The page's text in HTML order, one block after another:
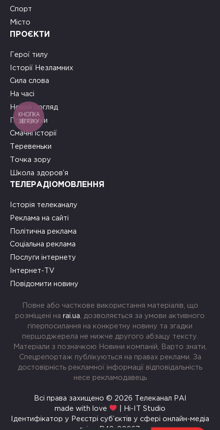
Спорт
Місто
ПРОЄКТИ
Герої тилу
Історії Незламних
Сила слова
На часі
Новий погляд
Подружки
Смачні історії
Теревеньки
Точка зору
Школа здоров’я
ТЕЛЕРАДІОМОВЛЕННЯ
Історія телеканалу
Реклама на сайті
Політична реклама
Соціальна реклама
Послуги інтернету
Інтернет-TV
Повідомити новину
Повне або часткове використання матеріалів, що
розміщені на rai.ua , дозволяється за умови активного
гіперпосилання на конкретну новину та згадки
першоджерела не нижче другого абзацу тексту.
Матеріали з позначкою Новини компаній, Варто знати,
Спецрепортаж публікуються на правах реклами. За
достовірність рекламної інформації відповідальність
несе рекламодавець
Всі права захищено © 2026 Телеканал РАІ
made with love
| Hi-IT Studio
Ідентифікатор у Реєстрі суб’єктів у сфері онлайн-медіа
КНОПКА
ЗВ'ЯЗКУ